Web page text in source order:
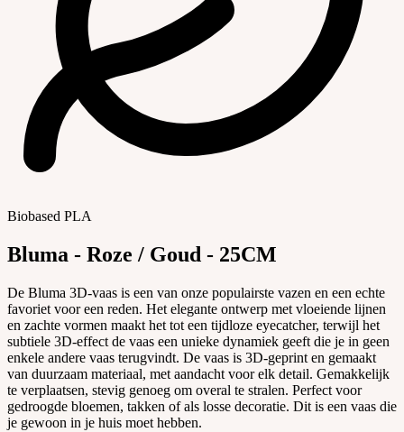
Biobased PLA
Bluma - Roze / Goud - 25CM
De Bluma 3D-vaas is een van onze populairste vazen en een echte
favoriet voor een reden. Het elegante ontwerp met vloeiende lijnen
en zachte vormen maakt het tot een tijdloze eyecatcher, terwijl het
subtiele 3D-effect de vaas een unieke dynamiek geeft die je in geen
enkele andere vaas terugvindt. De vaas is 3D-geprint en gemaakt
van duurzaam materiaal, met aandacht voor elk detail. Gemakkelijk
te verplaatsen, stevig genoeg om overal te stralen. Perfect voor
gedroogde bloemen, takken of als losse decoratie. Dit is een vaas die
je gewoon in je huis moet hebben.